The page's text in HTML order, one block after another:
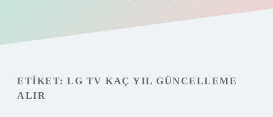
Gizlilik Politikası
Hakkımızda
ETIKET: LG TV KAÇ YIL GÜNCELLEME
ALIR